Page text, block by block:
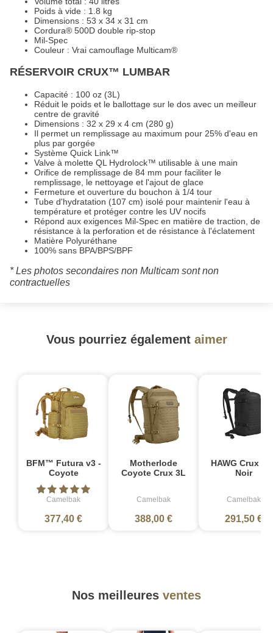
Poids à vide : 1.8 kg
Dimensions : 53 x 34 x 31 cm
Cordura® 500D double rip-stop
Mil-Spec
Couleur : Vrai camouflage Multicam®
RÉSERVOIR CRUX™ LUMBAR
Capacité : 100 oz (3L)
Réduit le poids et le ballottage sur le dos avec un meilleur
centre de gravité
Dimensions : 32 x 29 x 4 cm (280 g)
Il permet un remplissage au maximum pour 25% d'eau en
plus par gorgée
Système Quick Link™
Valve à molette QL Hydrolock™ utilisable à une main
Orifice de remplissage de 84 mm pour faciliter le
remplissage, le nettoyage et l'ajout de glace
Fermeture et ouverture du bouchon à 1/4 tour
Tube d'hydratation (107 cm) isolé pour maintenir l'eau à
température et protéger contre les UV nocifs
Répond aux exigences Mil-Spec en matière de traction, de
résistance à la perforation et de résistance à l'éclatement
Matière Polyuréthane
100% sans BPA/BPS/BPF
* Les photos secondaires non Multicam sont non
contractuelles
Vous pourriez également aimer
BFM™ Futura v3 -
Coyote
Camelbak
377,40 €
Motherlode
Coyote Crux 3L
Camelbak
388,00 €
HAWG Crux
Noir
Camelbak
291,50 €
Nos meilleures ventes